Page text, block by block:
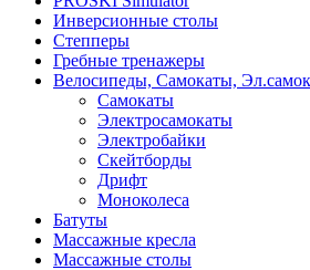
Инверсионные столы
Степперы
Гребные тренажеры
Велосипеды, Самокаты,
Самокаты
Электросамокаты
Электробайки
Скейтборды
Дрифт
Моноколеса
Батуты
Массажные кресла
Массажные столы